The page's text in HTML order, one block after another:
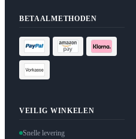
BETAALMETHODEN
VEILIG WINKELEN
Snelle levering